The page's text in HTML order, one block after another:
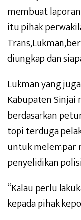
membuat
itu pihak
diungkap dan
Lukman yang
Kabupaten Sinjai
berdasarkan
topi terduga
untuk melempar
penyelidikan
“Kalau perlu
kepada pihak